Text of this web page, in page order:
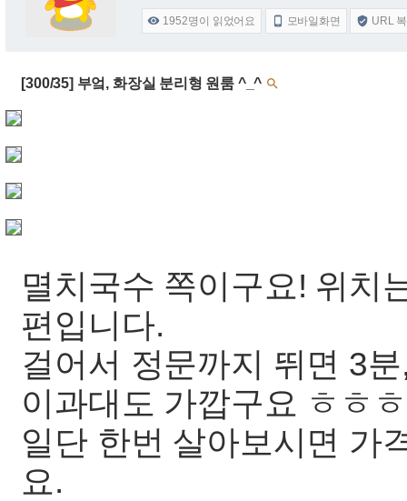
 1952명이 읽었어요  모바일화면  URL
[300/35] 부엌, 화장실 분리형 원룸 ^_^ 
멸치국수 쪽이구요! 위치
편입니다.
걸어서 정문까지 뛰면 3
이과대도 가깝구요 ㅎㅎㅎ
일단 한번 살아보시면 가
요.